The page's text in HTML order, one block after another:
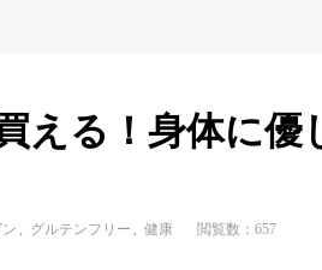
える！身体に優
グルテンフリー 健康 閲覧数：657